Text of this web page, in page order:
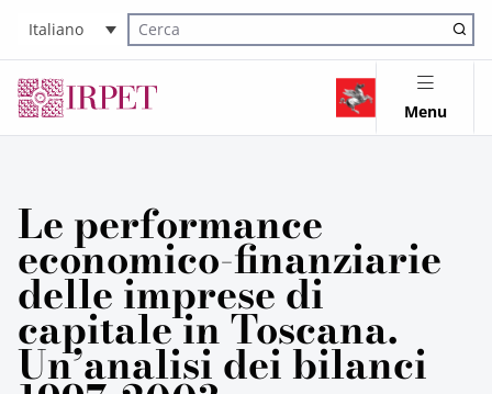
Italiano
Cerca nel sito
Menu
Le performance
economico-finanziarie
delle imprese di
capitale in Toscana.
Un’analisi dei bilanci